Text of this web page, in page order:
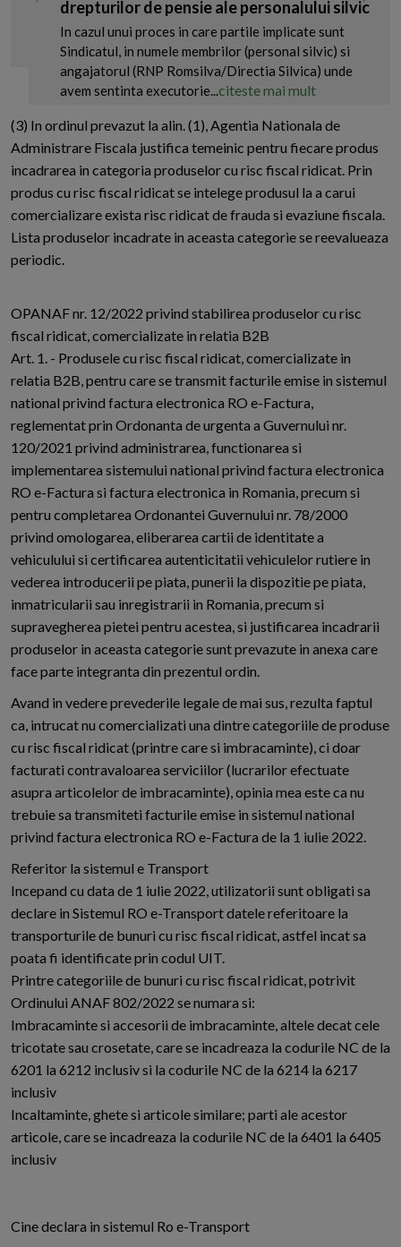
drepturilor de pensie ale personalului silvic
In cazul unui proces in care partile implicate sunt
Sindicatul, in numele membrilor (personal silvic) si
angajatorul (RNP Romsilva/Directia Silvica) unde
avem sentinta executorie...citeste mai mult
(3) In ordinul prevazut la alin. (1), Agentia Nationala de
Administrare Fiscala justifica temeinic pentru fiecare produs
incadrarea in categoria produselor cu risc fiscal ridicat. Prin
produs cu risc fiscal ridicat se intelege produsul la a carui
comercializare exista risc ridicat de frauda si evaziune fiscala.
Lista produselor incadrate in aceasta categorie se reevalueaza
periodic.
OPANAF nr. 12/2022 privind stabilirea produselor cu risc
fiscal ridicat, comercializate in relatia B2B
Art. 1. - Produsele cu risc fiscal ridicat, comercializate in
relatia B2B, pentru care se transmit facturile emise in sistemul
national privind factura electronica RO e-Factura,
reglementat prin Ordonanta de urgenta a Guvernului nr.
120/2021 privind administrarea, functionarea si
implementarea sistemului national privind factura electronica
RO e-Factura si factura electronica in Romania, precum si
pentru completarea Ordonantei Guvernului nr. 78/2000
privind omologarea, eliberarea cartii de identitate a
vehiculului si certificarea autenticitatii vehiculelor rutiere in
vederea introducerii pe piata, punerii la dispozitie pe piata,
inmatricularii sau inregistrarii in Romania, precum si
supravegherea pietei pentru acestea, si justificarea incadrarii
produselor in aceasta categorie sunt prevazute in anexa care
face parte integranta din prezentul ordin.
Avand in vedere prevederile legale de mai sus, rezulta faptul
ca, intrucat nu comercializati una dintre categoriile de produse
cu risc fiscal ridicat (printre care si imbracaminte), ci doar
facturati contravaloarea serviciilor (lucrarilor efectuate
asupra articolelor de imbracaminte), opinia mea este ca nu
trebuie sa transmiteti facturile emise in sistemul national
privind factura electronica RO e-Factura de la 1 iulie 2022.
Referitor la sistemul e Transport
Incepand cu data de 1 iulie 2022, utilizatorii sunt obligati sa
declare in Sistemul RO e-Transport datele referitoare la
transporturile de bunuri cu risc fiscal ridicat, astfel incat sa
poata fi identificate prin codul UIT.
Printre categoriile de bunuri cu risc fiscal ridicat, potrivit
Ordinului ANAF 802/2022 se numara si:
Imbracaminte si accesorii de imbracaminte, altele decat cele
tricotate sau crosetate, care se incadreaza la codurile NC de la
6201 la 6212 inclusiv si la codurile NC de la 6214 la 6217
inclusiv
Incaltaminte, ghete si articole similare; parti ale acestor
articole, care se incadreaza la codurile NC de la 6401 la 6405
inclusiv
Cine declara in sistemul Ro e-Transport